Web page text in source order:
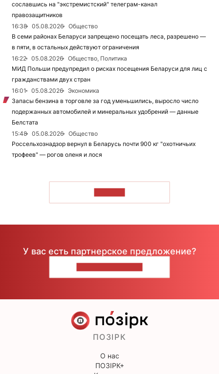
сославшись на "экстремистский" телеграм-канал
правозащитников
16:38
05.08.2026
Общество
В семи районах Беларуси запрещено посещать леса, разрешено —
в пяти, в остальных действуют ограничения
16:22
05.08.2026
Общество, Политика
МИД Польши предупредил о рисках посещения Беларуси для лиц с
гражданствами двух стран
16:01
05.08.2026
Экономика
Запасы бензина в торговле за год уменьшились, выросло число
подержанных автомобилей и минеральных удобрений — данные
Белстата
15:48
05.08.2026
Общество
Россельхознадзор вернул в Беларусь почти 900 кг "охотничьих
трофеев" — рогов оленя и лося
У вас есть партнерское предложение?
ПОЗІРК
О нас
ПОЗІРК+